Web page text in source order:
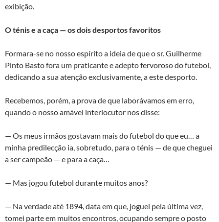
exibição.
O ténis e a caça — os dois desportos favoritos
Formara-se no nosso espírito a ideia de que o sr. Guilherme
Pinto Basto fora um praticante e adepto fervoroso do futebol,
dedicando a sua atenção exclusivamente, a este desporto.
Recebemos, porém, a prova de que laborávamos em erro,
quando o nosso amável interlocutor nos disse:
— Os meus irmãos gostavam mais do futebol do que eu… a
minha predilecção ia, sobretudo, para o ténis — de que cheguei
a ser campeão — e para a caça…
— Mas jogou futebol durante muitos anos?
— Na verdade até 1894, data em que, joguei pela última vez,
tomei parte em muitos encontros, ocupando sempre o posto